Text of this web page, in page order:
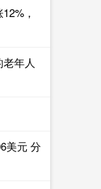
，
年人
美元 分